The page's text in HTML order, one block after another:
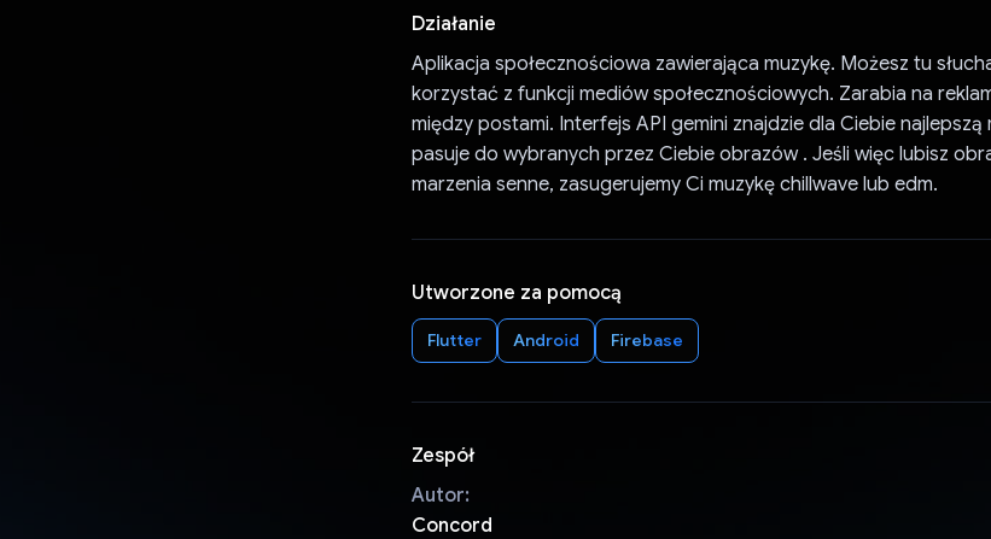
Działanie
Aplikacja społecznościowa zawierająca muzykę. Możesz tu
korzystać z funkcji mediów społecznościowych. Zarabia na
między postami. Interfejs API gemini znajdzie dla Ciebie najlepszą
pasuje do wybranych przez Ciebie obrazów . Jeśli więc lubisz
marzenia senne, zasugerujemy Ci muzykę chillwave lub edm.
Utworzone za pomocą
Flutter Android Firebase
Zespół
Autor:
Concord